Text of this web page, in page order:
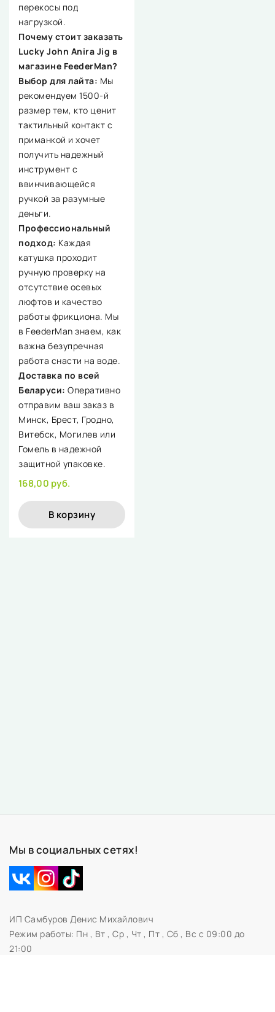
перекосы под
нагрузкой.
Почему стоит заказать
Lucky John Anira Jig в
магазине FeederMan?
Выбор для лайта: Мы
рекомендуем 1500-й
размер тем, кто ценит
тактильный контакт с
приманкой и хочет
получить надежный
инструмент с
ввинчивающейся
ручкой за разумные
деньги.
Профессиональный
подход: Каждая
катушка проходит
ручную проверку на
отсутствие осевых
люфтов и качество
работы фрикциона. Мы
в FeederMan знаем, как
важна безупречная
работа снасти на воде.
Доставка по всей
Беларуси: Оперативно
отправим ваш заказ в
Минск, Брест, Гродно,
Витебск, Могилев или
Гомель в надежной
защитной упаковке.
168,00 руб.
В корзину
Мы в социальных сетях!
ИП Самбуров Денис Михайлович
Режим работы: Пн , Вт , Ср , Чт , Пт , Сб , Вс c 09:00 до
21:00